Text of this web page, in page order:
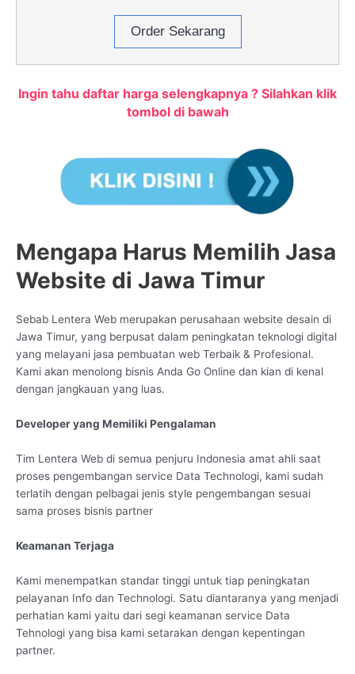
Order Sekarang
Ingin tahu daftar harga selengkapnya ? Silahkan klik
tombol di bawah
Mengapa Harus Memilih Jasa
Website di Jawa Timur
Sebab Lentera Web merupakan perusahaan website desain di
Jawa Timur, yang berpusat dalam peningkatan teknologi digital
yang melayani jasa pembuatan web Terbaik & Profesional.
Kami akan menolong bisnis Anda Go Online dan kian di kenal
dengan jangkauan yang luas.
Developer yang Memiliki Pengalaman
Tim Lentera Web di semua penjuru Indonesia amat ahli saat
proses pengembangan service Data Technologi, kami sudah
terlatih dengan pelbagai jenis style pengembangan sesuai
sama proses bisnis partner
Keamanan Terjaga
Kami menempatkan standar tinggi untuk tiap peningkatan
pelayanan Info dan Technologi. Satu diantaranya yang menjadi
perhatian kami yaitu dari segi keamanan service Data
Tehnologi yang bisa kami setarakan dengan kepentingan
partner.